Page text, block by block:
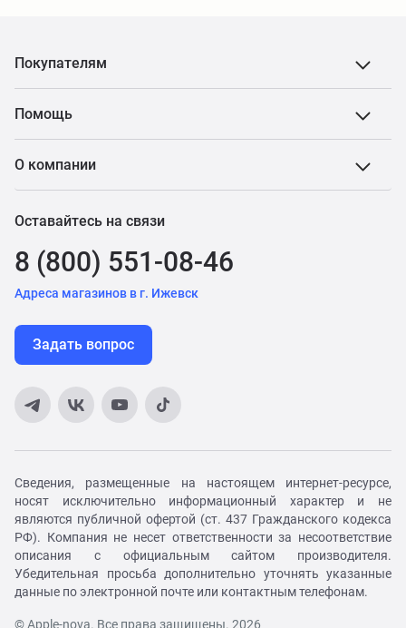
Покупателям
Помощь
О компании
Оставайтесь на связи
8 (800) 551-08-46
Адреса магазинов в г. Ижевск
Задать вопрос
Сведения, размещенные на настоящем интернет-ресурсе,
носят исключительно информационный характер и не
являются публичной офертой (ст. 437 Гражданского кодекса
РФ). Компания не несет ответственности за несоответствие
описания с официальным сайтом производителя.
Убедительная просьба дополнительно уточнять указанные
данные по электронной почте или контактным телефонам.
© Apple-nova. Все права защищены. 2026